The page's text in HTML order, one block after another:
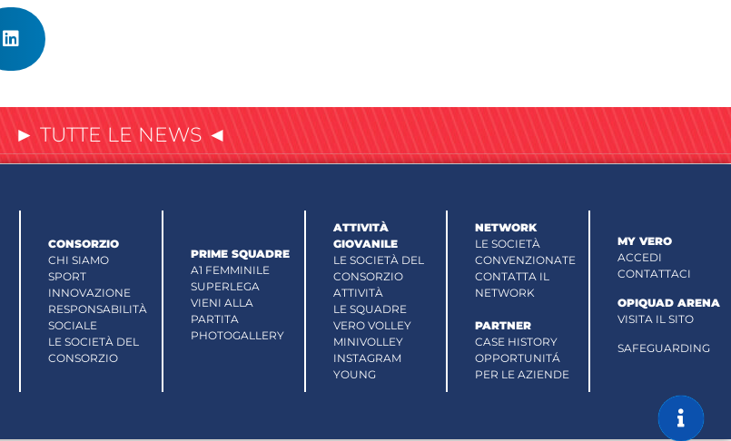
► TUTTE LE NEWS ◄
CONSORZIO
CHI SIAMO
SPORT
INNOVAZIONE
RESPONSABILITÀ
SOCIALE
LE SOCIETÀ DEL
CONSORZIO
PRIME SQUADRE
A1 FEMMINILE
SUPERLEGA
VIENI ALLA
PARTITA
PHOTOGALLERY
ATTIVITÀ
GIOVANILE
LE SOCIETÀ DEL
CONSORZIO
ATTIVITÀ
LE SQUADRE
VERO VOLLEY
MINIVOLLEY
INSTAGRAM
YOUNG
NETWORK
LE SOCIETÀ
CONVENZIONATE
CONTATTA IL
NETWORK
PARTNER
CASE HISTORY
OPPORTUNITÁ
PER LE AZIENDE
MY VERO
ACCEDI
CONTATTACI
OPIQUAD ARENA
VISITA IL SITO
SAFEGUARDING